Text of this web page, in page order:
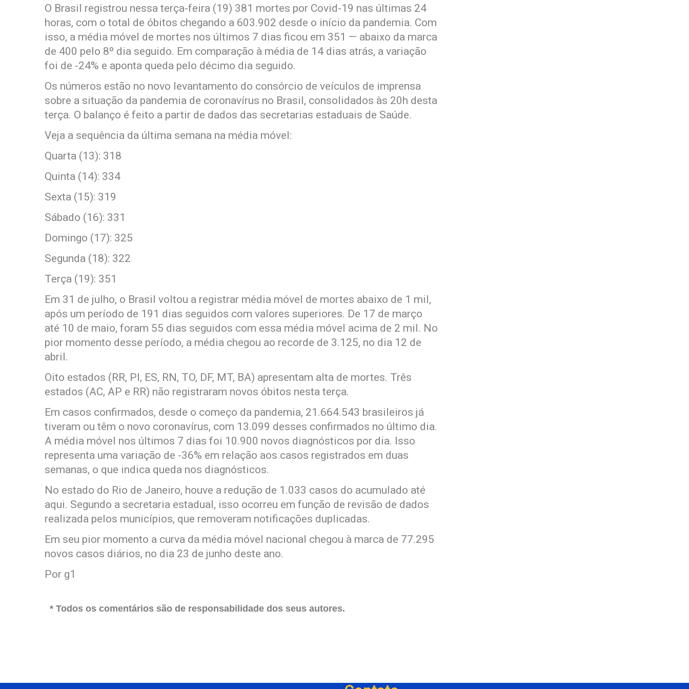
O Brasil registrou nessa terça-feira (19) 381 mortes por Covid-19 nas últimas 24
horas, com o total de óbitos chegando a 603.902 desde o início da pandemia. Com
isso, a média móvel de mortes nos últimos 7 dias ficou em 351 — abaixo da marca
de 400 pelo 8º dia seguido. Em comparação à média de 14 dias atrás, a variação
foi de -24% e aponta queda pelo décimo dia seguido.
Os números estão no novo levantamento do consórcio de veículos de imprensa
sobre a situação da pandemia de coronavírus no Brasil, consolidados às 20h desta
terça. O balanço é feito a partir de dados das secretarias estaduais de Saúde.
Veja a sequência da última semana na média móvel:
Quarta (13): 318
Quinta (14): 334
Sexta (15): 319
Sábado (16): 331
Domingo (17): 325
Segunda (18): 322
Terça (19): 351
Em 31 de julho, o Brasil voltou a registrar média móvel de mortes abaixo de 1 mil,
após um período de 191 dias seguidos com valores superiores. De 17 de março
até 10 de maio, foram 55 dias seguidos com essa média móvel acima de 2 mil. No
pior momento desse período, a média chegou ao recorde de 3.125, no dia 12 de
abril.
Oito estados (RR, PI, ES, RN, TO, DF, MT, BA) apresentam alta de mortes. Três
estados (AC, AP e RR) não registraram novos óbitos nesta terça.
Em casos confirmados, desde o começo da pandemia, 21.664.543 brasileiros já
tiveram ou têm o novo coronavírus, com 13.099 desses confirmados no último dia.
A média móvel nos últimos 7 dias foi 10.900 novos diagnósticos por dia. Isso
representa uma variação de -36% em relação aos casos registrados em duas
semanas, o que indica queda nos diagnósticos.
No estado do Rio de Janeiro, houve a redução de 1.033 casos do acumulado até
aqui. Segundo a secretaria estadual, isso ocorreu em função de revisão de dados
realizada pelos municípios, que removeram notificações duplicadas.
Em seu pior momento a curva da média móvel nacional chegou à marca de 77.295
novos casos diários, no dia 23 de junho deste ano.
Por g1
* Todos os comentários são de responsabilidade dos seus autores.